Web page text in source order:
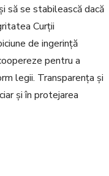
să se stabilească dacă
Curții
de ingerință
pentru a
legii. Transparența și
și în protejarea